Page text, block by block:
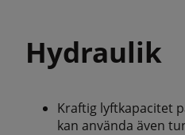
Hydraulik
Kraftig lyftkapacitet
kan använda även